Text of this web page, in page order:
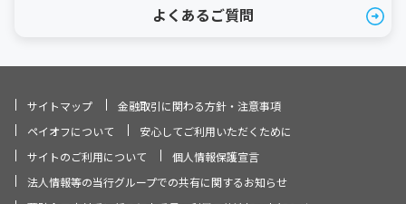
よくあるご質問
サイトマップ
金融取引に関わる方針・注意事項
ペイオフについて
安心してご利用いただくために
サイトのご利用について
個人情報保護宣言
法人情報等の当行グループでの共有に関するお知らせ